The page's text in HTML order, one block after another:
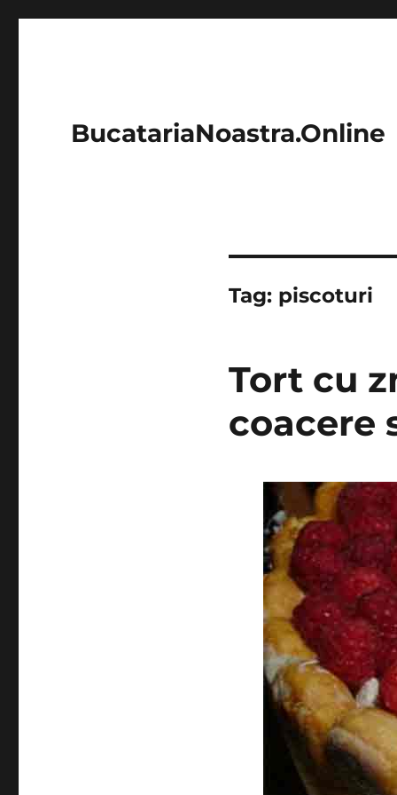
BucatariaNoastra.Online
Tag: piscoturi
Tort cu
coacere